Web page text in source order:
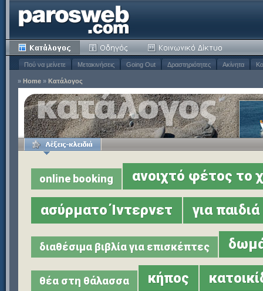
Πού να μείνετε Μετακινήσεις Going Out Δραστηριότητες Ακίνητα
» Home » Κατάλογος
online booking ανοιχτό φέτος το
ασύρματο Ίντερνετ για παιδιά
διαθέσιμα βιβλία για επισκέπτες
θέα στη θάλασσα κήπος